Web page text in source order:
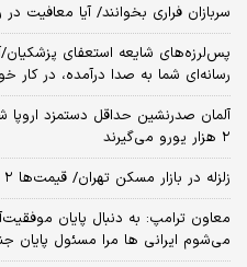
سربازان فراری بخوانند/ آیا معافیت
پس‌لرزه‌های شایعه استعفای
رسانه‌ای شما به صدا درآمده، در کار
آلمان صدرنشین حداقل دستمزد اروپا
۲ هزار یورو می‌گیرند
زلزله در بازار مسکن تهران/ قیمت‌ها ۲ برابر شد، خریدار ناپدید شد
معاون ترامپ: به دنبال پایان
می‌شوم ایرانی ها مرا مسئول پایان